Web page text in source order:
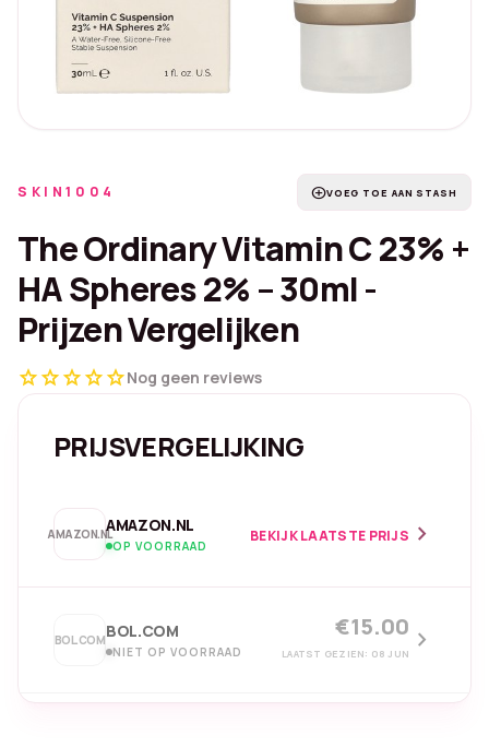
SKIN1004 add_circleVOEG TOE AAN STASH
The Ordinary Vitamin C 23% +
HA Spheres 2% – 30ml -
Prijzen Vergelijken
starstarstarstarstarNog geen reviews
PRIJSVERGELIJKING
AMAZON.NLAMAZON.NL
OP VOORRAAD
BEKIJK LAATSTE PRIJS chevron_right
BOL.COMBOL.COM
NIET OP VOORRAAD
€15.00
LAATST GEZIEN: 08 JUN chevron_right